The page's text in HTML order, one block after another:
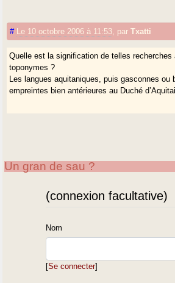
# Le 10 octobre 2006 à 11:53 parTxatti
Quelle est la signification de telles recherches
toponymes ?
Les langues aquitaniques, puis gasconnes
empreintes bien antérieures au Duché
Un gran de sau ?
(connexion facultative)
Nom
[Se connecter]